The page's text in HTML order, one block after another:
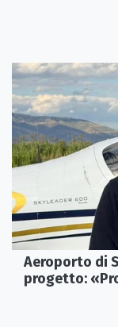
Aeroporto di
progetto: